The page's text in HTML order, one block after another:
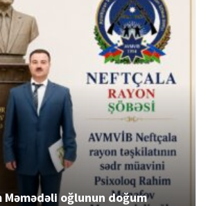
Məmədəli oğlunun doğum